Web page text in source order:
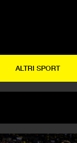
ALTRI SPORT
ALTRI SPORT